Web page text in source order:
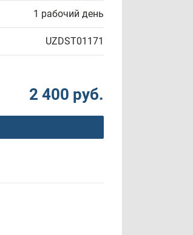
1 рабочий день
UZDST01171
2 400 руб.